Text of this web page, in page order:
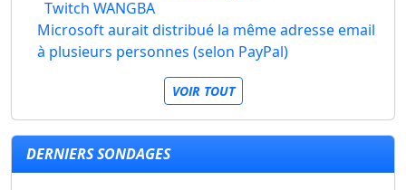
Twitch WANGBA
Microsoft aurait distribué la même adresse email
à plusieurs personnes (selon PayPal)
VOIR TOUT
DERNIERS SONDAGES